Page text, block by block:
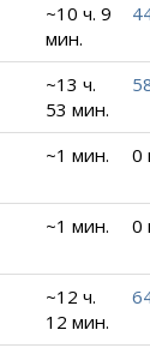
~10 ч. 9
мин.
~13 ч.
53 мин.
~1 мин. 0
~1 мин. 0
~12 ч.
12 мин.